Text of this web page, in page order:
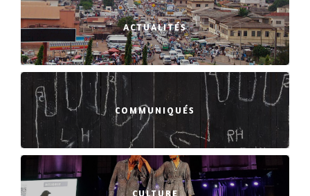
ACTUALITÉS
COMMUNIQUÉS
CULTURE